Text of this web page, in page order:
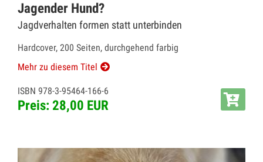
Jagender Hund?
Jagdverhalten formen statt unterbinden
Hardcover, 200 Seiten, durchgehend farbig
Mehr zu diesem Titel
ISBN 978-3-95464-166-6
Preis: 28,00 EUR